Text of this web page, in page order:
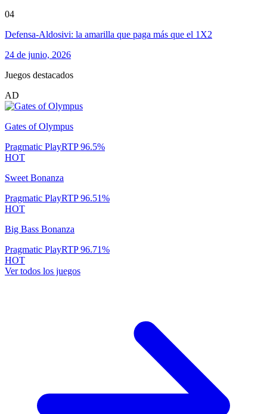
04
Defensa-Aldosivi: la amarilla que paga más que el 1X2
24 de junio, 2026
Juegos destacados
AD
Gates of Olympus
Pragmatic PlayRTP96.5%
HOT
Sweet Bonanza
Pragmatic PlayRTP96.51%
HOT
Big Bass Bonanza
Pragmatic PlayRTP96.71%
HOT
Ver todos los juegos